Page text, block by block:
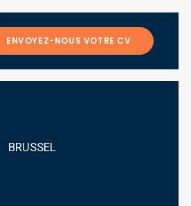
ENVOYEZ-NOUS VOTRE CV
BRUSSEL